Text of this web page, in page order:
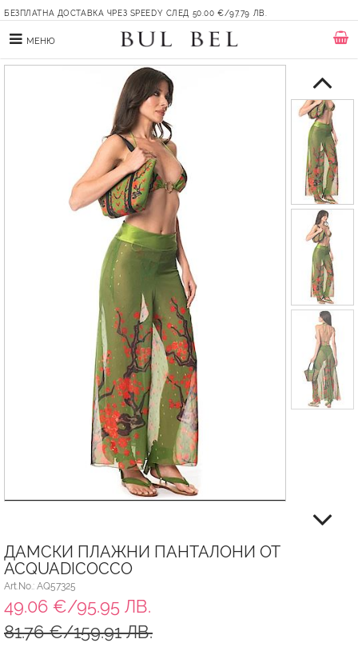
БЕЗПЛАТНА ДОСТАВКА ЧРЕЗ SPEEDY СЛЕД 50.00 €/97.79 ЛВ.
МЕНЮ
ДАМСКИ ПЛАЖНИ ПАНТАЛОНИ ОТ
ACQUADICOCCO
Art.No.: AQ57325
49.06 €/95.95 ЛВ.
81.76 €/159.91 ЛВ.